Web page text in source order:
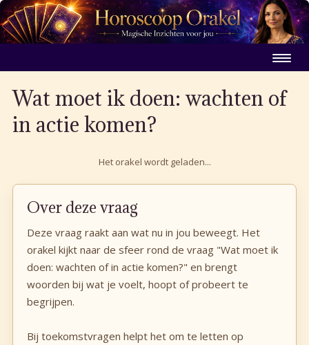
Wat moet ik doen: wachten of
in actie komen?
Het orakel wordt geladen...
Over deze vraag
Deze vraag raakt aan wat nu in jou beweegt. Het
orakel kijkt naar de sfeer rond de vraag "Wat moet ik
doen: wachten of in actie komen?" en brengt
woorden bij wat je voelt, hoopt of probeert te
begrijpen.
Bij toekomstvragen helpt het om te letten op